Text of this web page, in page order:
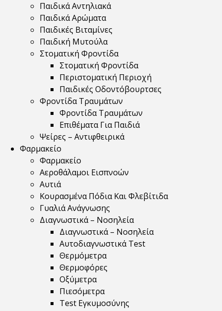
Παιδικά Αντηλιακά
Παιδικά Αρώματα
Παιδικές Βιταμίνες
Παιδική Μυτούλα
Στοματική Φροντίδα
Στοματική Φροντίδα
Περιστοματική Περιοχή
Παιδικές Οδοντόβουρτσες
Φροντίδα Τραυμάτων
Φροντίδα Τραυμάτων
Επιθέματα Για Παιδιά
Ψείρες – Αντιφθειρικά
Φαρμακείο
Φαρμακείο
Αεροθάλαμοι Εισπνοών
Αυτιά
Κουρασμένα Πόδια Και Φλεβίτιδα
Γυαλιά Ανάγνωσης
Διαγνωστικά – Νοσηλεία
Διαγνωστικά – Νοσηλεία
Αυτοδιαγνωστικά Test
Θερμόμετρα
Θερμοφόρες
Οξύμετρα
Πιεσόμετρα
Test Εγκυμοσύνης